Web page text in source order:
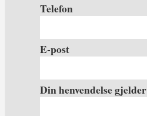
Telefon
E-post
Din henvendelse gjelder